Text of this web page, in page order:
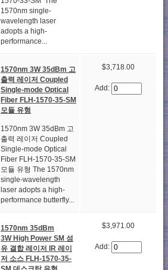
1570nm single-
wavelength laser
adopts a high-
performance...
1570nm 3W 35dBm 고
출력 레이저 Coupled
Single-mode Optical
Fiber FLH-1570-35-SM
모듈 유형
1570nm 3W 35dBm 고
출력 레이저 Coupled
Single-mode Optical
Fiber FLH-1570-35-SM
모듈 유형 The 1570nm
single-wavelength
laser adopts a high-
performance butterfly...
$3,718.00
Add:
1570nm 35dBm
3W High Power SM 섬
유 결합 레이저 IR 레이
저 소스 FLH-1570-35-
$3,971.00
Add: